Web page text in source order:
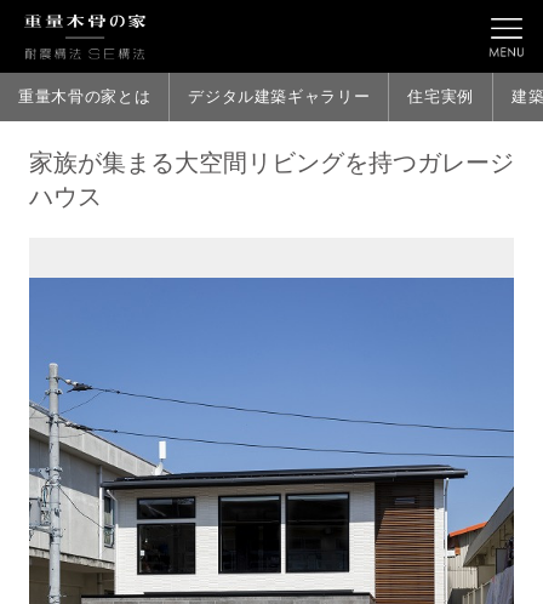
重量木骨の家とは デジタル建築ギャラリー 住宅実例 建
家族が集まる大空間リビングを持つガレージ
ハウス